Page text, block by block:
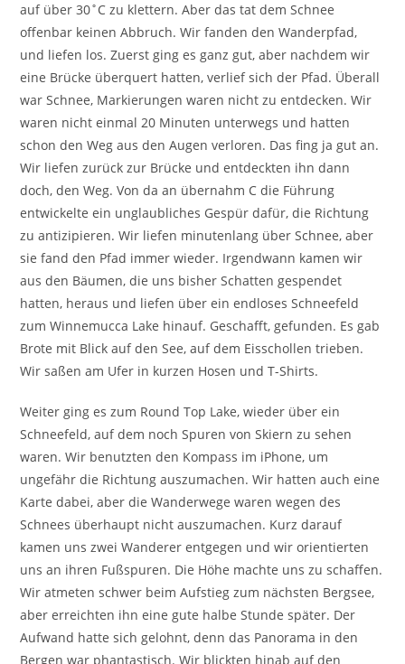
auf über 30˚C zu klettern. Aber das tat dem Schnee
offenbar keinen Abbruch. Wir fanden den Wanderpfad,
und liefen los. Zuerst ging es ganz gut, aber nachdem wir
eine Brücke überquert hatten, verlief sich der Pfad. Überall
war Schnee, Markierungen waren nicht zu entdecken. Wir
waren nicht einmal 20 Minuten unterwegs und hatten
schon den Weg aus den Augen verloren. Das fing ja gut an.
Wir liefen zurück zur Brücke und entdeckten ihn dann
doch, den Weg. Von da an übernahm C die Führung
entwickelte ein unglaubliches Gespür dafür, die Richtung
zu antizipieren. Wir liefen minutenlang über Schnee, aber
sie fand den Pfad immer wieder. Irgendwann kamen wir
aus den Bäumen, die uns bisher Schatten gespendet
hatten, heraus und liefen über ein endloses Schneefeld
zum Winnemucca Lake hinauf. Geschafft, gefunden. Es gab
Brote mit Blick auf den See, auf dem Eisschollen trieben.
Wir saßen am Ufer in kurzen Hosen und T-Shirts.
Weiter ging es zum Round Top Lake, wieder über ein
Schneefeld, auf dem noch Spuren von Skiern zu sehen
waren. Wir benutzten den Kompass im iPhone, um
ungefähr die Richtung auszumachen. Wir hatten auch eine
Karte dabei, aber die Wanderwege waren wegen des
Schnees überhaupt nicht auszumachen. Kurz darauf
kamen uns zwei Wanderer entgegen und wir orientierten
uns an ihren Fußspuren. Die Höhe machte uns zu schaffen.
Wir atmeten schwer beim Aufstieg zum nächsten Bergsee,
aber erreichten ihn eine gute halbe Stunde später. Der
Aufwand hatte sich gelohnt, denn das Panorama in den
Bergen war phantastisch. Wir blickten hinab auf den